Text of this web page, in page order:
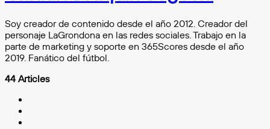
Soy creador de contenido desde el año 2012. Creador del
personaje LaGrondona en las redes sociales. Trabajo en la
parte de marketing y soporte en 365Scores desde el año
2019. Fanático del fútbol.
44 Articles